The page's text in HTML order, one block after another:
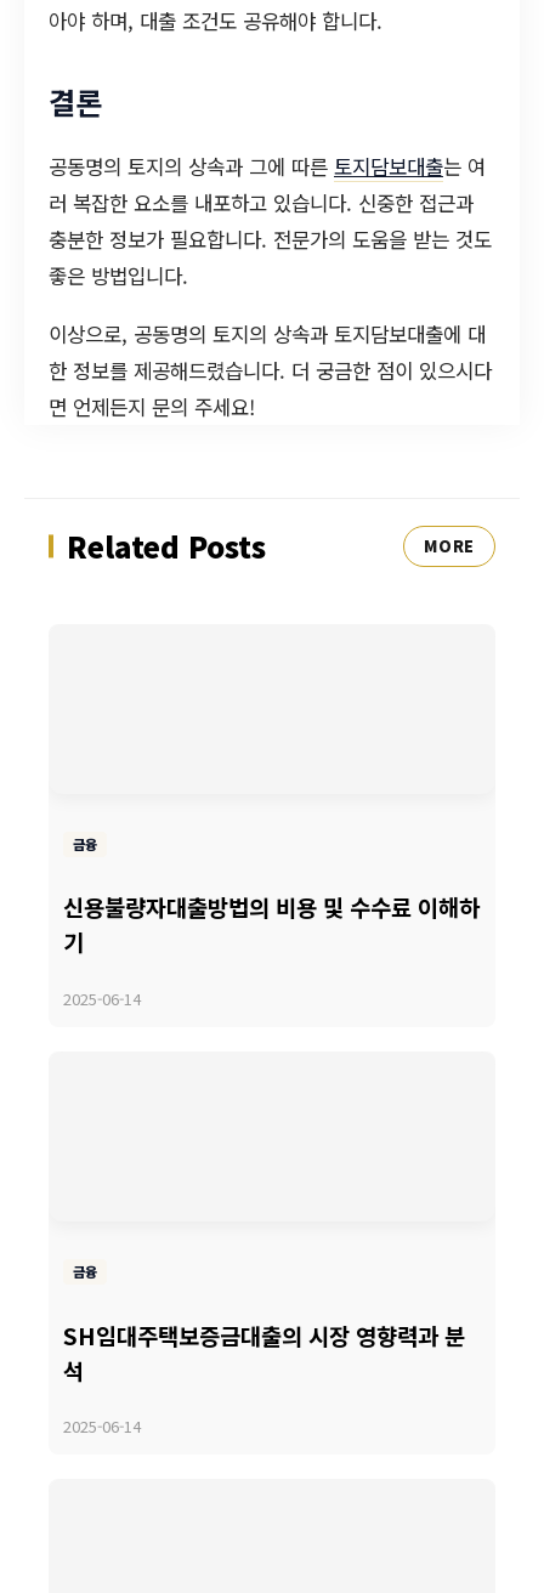
아야 하며, 대출 조건도 공유해야 합니다.
결론
공동명의 토지의 상속과 그에 따른 토지담보대출는 여
러 복잡한 요소를 내포하고 있습니다. 신중한 접근과
충분한 정보가 필요합니다. 전문가의 도움을 받는 것도
좋은 방법입니다.
이상으로, 공동명의 토지의 상속과 토지담보대출에 대
한 정보를 제공해드렸습니다. 더 궁금한 점이 있으시다
면 언제든지 문의 주세요!
Related Posts MORE
금융
신용불량자대출방법의 비용 및 수수료 이해하
기
2025-06-14
금융
SH임대주택보증금대출의 시장 영향력과 분
석
2025-06-14